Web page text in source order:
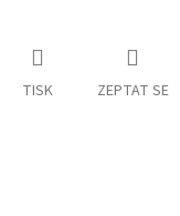
TISK ZEPTAT SE